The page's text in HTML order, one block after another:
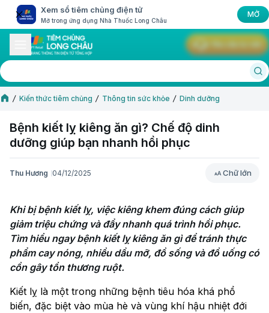
Xem sổ tiêm chủng điện tử
Mở trong ứng dụng Nhà Thuốc Long Châu
MỞ
Kiến thức tiêm chủng Thông tin sức khỏe Dinh dưỡng
Bệnh kiết lỵ kiêng ăn gì? Chế độ dinh
dưỡng giúp bạn nhanh hồi phục
Thu Hương 04/12/2025 Chữ lớn
Chữ lớn
Khi bị bệnh kiết lỵ, việc kiêng khem đúng cách giúp
giảm triệu chứng và đẩy nhanh quá trình hồi phục.
Tìm hiểu ngay bệnh kiết lỵ kiêng ăn gì để tránh thực
phẩm cay nóng, nhiều dầu mỡ, đồ sống và đồ uống có
cồn gây tổn thương ruột.
Kiết lỵ là một trong những bệnh tiêu hóa khá phổ
biến, đặc biệt vào mùa hè và vùng khí hậu nhiệt đới